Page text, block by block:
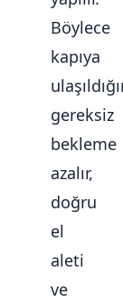
Böylece
kapıya
gereksiz
bekleme
azalır,
doğru
el
aleti
ve